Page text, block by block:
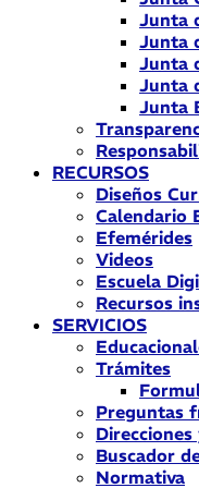
Junta
Junta
Junta
Junta
Junta
RECURSOS
Diseños
Calendario
Efemérides
Videos
Escuela
Recursos
SERVICIOS
Trámites
Preguntas
Buscador
Normativa